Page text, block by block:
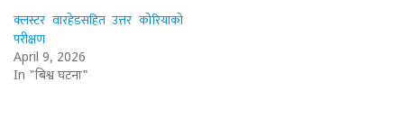
क्लस्टर वारहेडसहित उत्तर कोरियाको
परीक्षण
April 9, 2026
In "बिश्व घटना"